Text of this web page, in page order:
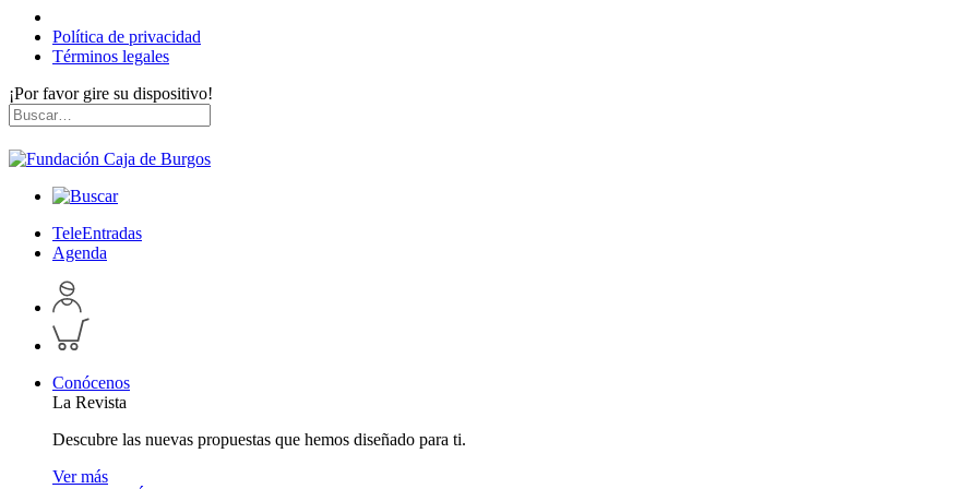
Política de privacidad
Términos legales
¡Por favor gire su dispositivo!
Skip
to
content
Buscar
por:
TeleEntradas
Agenda
Acceder
a
perfil
personal
Inspeccionar
carrito
Conócenos
La Revista
Descubre las nuevas propuestas que hemos diseñado para ti.
Ver más